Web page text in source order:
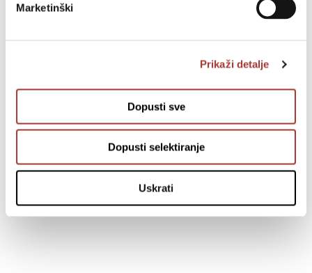
Marketinški
Prikaži detalje
Dopusti sve
Dopusti selektiranje
Uskrati